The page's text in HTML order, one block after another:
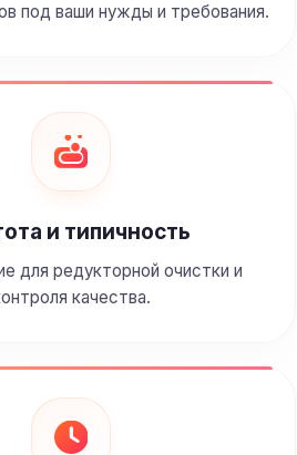
под ваши нужды и требования.
и типичность
для редукторной очистки и
качества.